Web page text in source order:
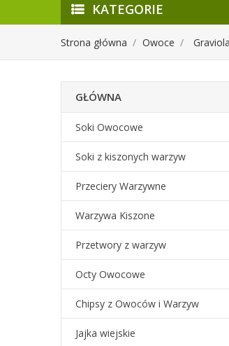
KATEGORIE
Strona główna Owoce
GŁÓWNA
Soki Owocowe
Soki z kiszonych warzyw
Przeciery Warzywne
Warzywa Kiszone
Przetwory z warzyw
Octy Owocowe
Chipsy z Owoców i Warzyw
Jajka wiejskie